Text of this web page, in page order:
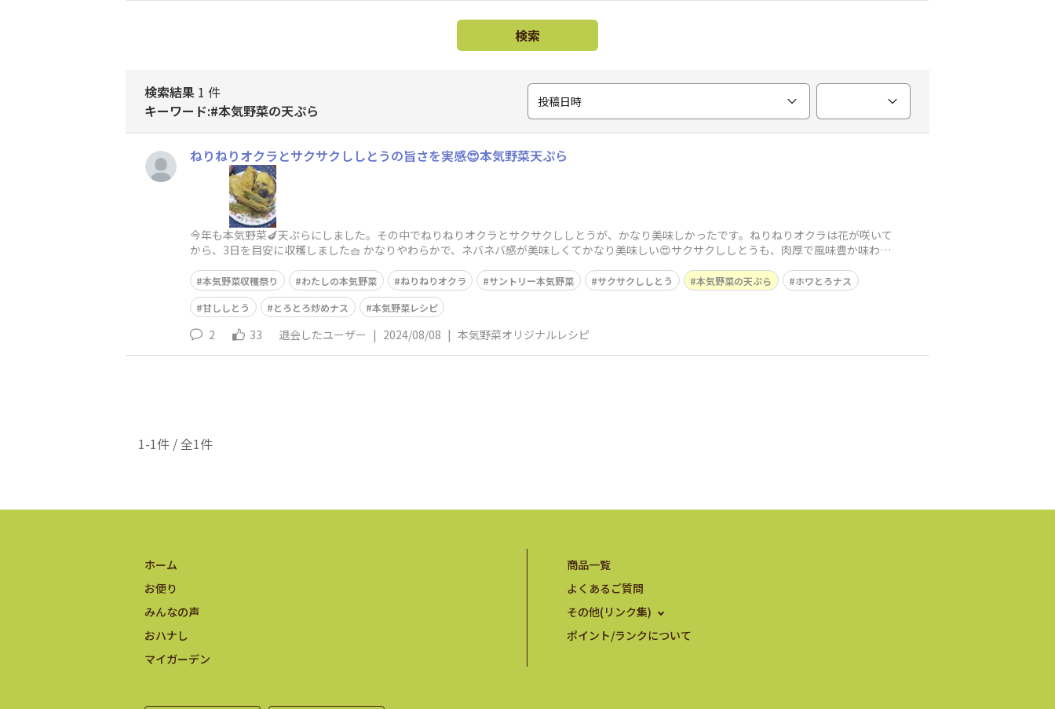
検索
検索結果 1 件
キーワード:#本気野菜の天ぷら
投稿日時
ねりねりオクラとサクサクししとうの旨さを実感😍本気野菜天ぷら
今年も本気野菜🍆天ぷらにしました。その中でねりねりオクラとサクサクししとうが、かなり美味しかったです。ねりねりオクラは花が咲いて
から、3日を目安に収穫しました🧺 かなりやわらかで、ネバネバ感が美味しくてかなり美味しい😍サクサクししとうも、肉厚で風味豊か味わい
本気野菜収穫祭り わたしの本気野菜 ねりねりオクラ サントリー本気野菜 サクサクししとう 本気野菜の天ぷら
ホワとろナス
甘ししとう
とろとろ炒めナス 本気野菜レシピ
2 33 退会したユーザー | 2024/08/08 | 本気野菜オリジナルレシピ
1-1件 / 全1件
ホーム
お便り
みんなの声
おハナし
マイガーデン
商品一覧
よくあるご質問
その他(リンク集)
ポイント/ランクについて